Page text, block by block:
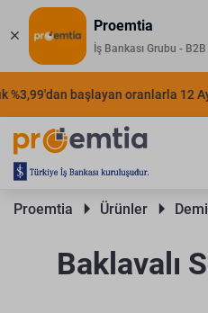
Proemtia
İş Bankası Grubu -
başlayan oranlarla 12
Proemtia Ürünler
Baklavalı